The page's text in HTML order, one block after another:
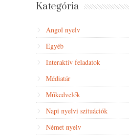
Kategória
Angol nyelv
Egyéb
Interaktív feladatok
Médiatár
Műkedvelők
Napi nyelvi szituációk
Német nyelv